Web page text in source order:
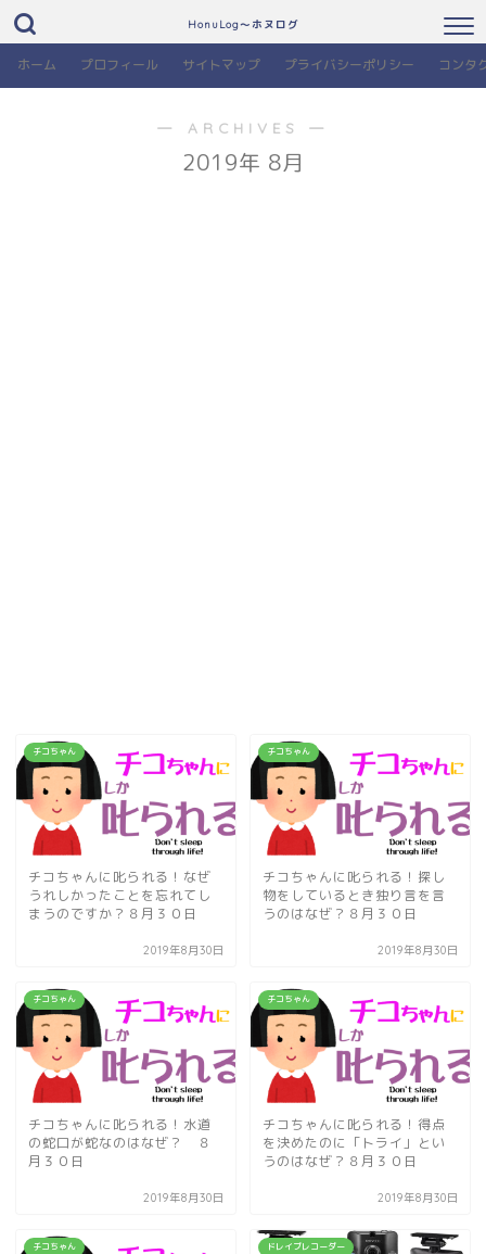
HonuLog～ホヌログ
ホーム プロフィール サイトマップ プライバシーポリシー コンタ
― ARCHIVES ―
2019年 8月
チコちゃん
チコちゃんに叱られる！なぜ
うれしかったことを忘れてし
まうのですか？８月３０日
2019年8月30日
チコちゃん
チコちゃんに叱られる！探し
物をしているとき独り言を言
うのはなぜ？８月３０日
2019年8月30日
チコちゃん
チコちゃんに叱られる！水道
の蛇口が蛇なのはなぜ？ ８
月３０日
2019年8月30日
チコちゃん
チコちゃんに叱られる！得点
を決めたのに「トライ」とい
うのはなぜ？８月３０日
2019年8月30日
チコちゃん ドレイブレコーダー